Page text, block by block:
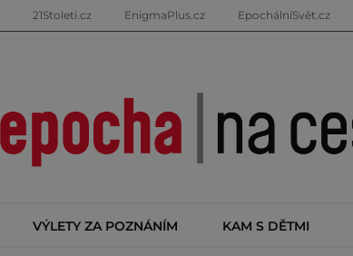
21Stoleti.cz EnigmaPlus.cz EpochálníSvět.cz
VÝLETY ZA POZNÁNÍM KAM S DĚTMI